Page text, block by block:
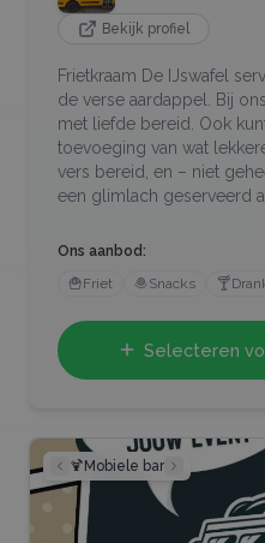
Bekijk profiel
Frietkraam De IJswafel
de verse aardappel. Bij
met liefde bereid. Ook
toevoeging van wat
vers bereid, en – niet
een glimlach geserveerd
Ons aanbod:
🍟Friet 🧆Snacks 🍸
Selecteren
🍹Mobiele bar